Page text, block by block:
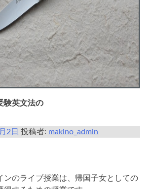
験英文法の
2日 投稿者: makino_admin
ンのライブ授業は、帰国子女としての